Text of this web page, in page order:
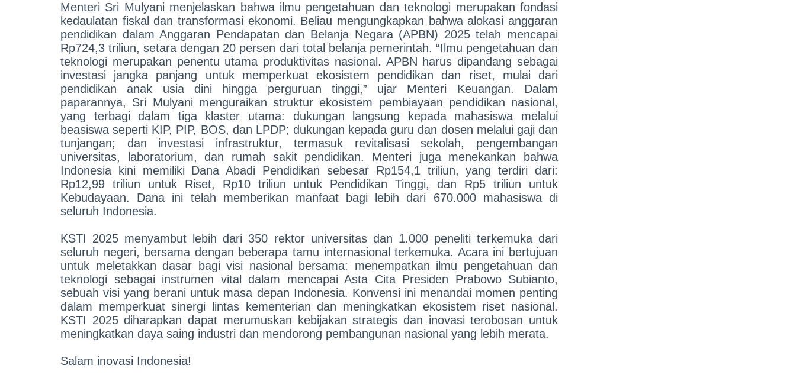
Menteri Sri Mulyani menjelaskan bahwa ilmu pengetahuan dan teknologi merupakan fondasi
kedaulatan fiskal dan transformasi ekonomi. Beliau mengungkapkan bahwa alokasi anggaran
pendidikan dalam Anggaran Pendapatan dan Belanja Negara (APBN) 2025 telah mencapai
Rp724,3 triliun, setara dengan 20 persen dari total belanja pemerintah. “Ilmu pengetahuan dan
teknologi merupakan penentu utama produktivitas nasional. APBN harus dipandang sebagai
investasi jangka panjang untuk memperkuat ekosistem pendidikan dan riset, mulai dari
pendidikan anak usia dini hingga perguruan tinggi,” ujar Menteri Keuangan. Dalam
paparannya, Sri Mulyani menguraikan struktur ekosistem pembiayaan pendidikan nasional,
yang terbagi dalam tiga klaster utama: dukungan langsung kepada mahasiswa melalui
beasiswa seperti KIP, PIP, BOS, dan LPDP; dukungan kepada guru dan dosen melalui gaji dan
tunjangan; dan investasi infrastruktur, termasuk revitalisasi sekolah, pengembangan
universitas, laboratorium, dan rumah sakit pendidikan. Menteri juga menekankan bahwa
Indonesia kini memiliki Dana Abadi Pendidikan sebesar Rp154,1 triliun, yang terdiri dari:
Rp12,99 triliun untuk Riset, Rp10 triliun untuk Pendidikan Tinggi, dan Rp5 triliun untuk
Kebudayaan. Dana ini telah memberikan manfaat bagi lebih dari 670.000 mahasiswa di
seluruh Indonesia.
KSTI 2025 menyambut lebih dari 350 rektor universitas dan 1.000 peneliti terkemuka dari
seluruh negeri, bersama dengan beberapa tamu internasional terkemuka. Acara ini bertujuan
untuk meletakkan dasar bagi visi nasional bersama: menempatkan ilmu pengetahuan dan
teknologi sebagai instrumen vital dalam mencapai Asta Cita Presiden Prabowo Subianto,
sebuah visi yang berani untuk masa depan Indonesia. Konvensi ini menandai momen penting
dalam memperkuat sinergi lintas kementerian dan meningkatkan ekosistem riset nasional.
KSTI 2025 diharapkan dapat merumuskan kebijakan strategis dan inovasi terobosan untuk
meningkatkan daya saing industri dan mendorong pembangunan nasional yang lebih merata.
Salam inovasi Indonesia!